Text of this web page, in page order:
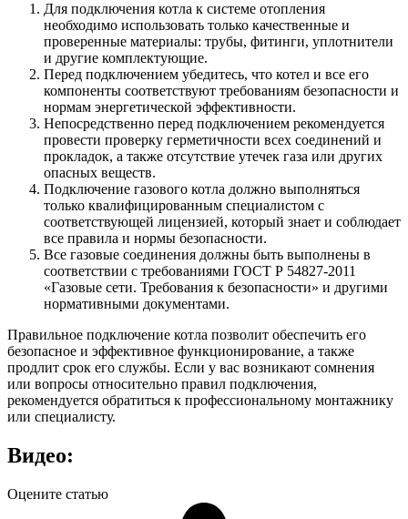
Для подключения котла к системе отопления
необходимо использовать только качественные и
проверенные материалы: трубы, фитинги, уплотнители
и другие комплектующие.
Перед подключением убедитесь, что котел и все его
компоненты соответствуют требованиям безопасности и
нормам энергетической эффективности.
Непосредственно перед подключением рекомендуется
провести проверку герметичности всех соединений и
прокладок, а также отсутствие утечек газа или других
опасных веществ.
Подключение газового котла должно выполняться
только квалифицированным специалистом с
соответствующей лицензией, который знает и соблюдает
все правила и нормы безопасности.
Все газовые соединения должны быть выполнены в
соответствии с требованиями ГОСТ Р 54827-2011
«Газовые сети. Требования к безопасности» и другими
нормативными документами.
Правильное подключение котла позволит обеспечить его
безопасное и эффективное функционирование, а также
продлит срок его службы. Если у вас возникают сомнения
или вопросы относительно правил подключения,
рекомендуется обратиться к профессиональному монтажнику
или специалисту.
Видео:
Оцените статью